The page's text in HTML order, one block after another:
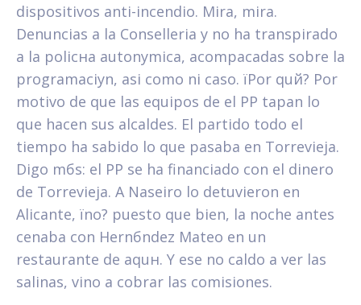
dispositivos anti-incendio. Mira, mira.
Denuncias a la Conselleria y no ha transpirado
a la policнa autonуmica, acompaсadas sobre la
programaciуn, asi­ como ni caso. їPor quй? Por
motivo de que las equipos de el PP tapan lo
que hacen sus alcaldes. El partido todo el
tiempo ha sabido lo que pasaba en Torrevieja.
Digo mбs: el PP se ha financiado con el dinero
de Torrevieja. A Naseiro lo detuvieron en
Alicante, їno? puesto que bien, la noche antes
cenaba con Hernбndez Mateo en un
restaurante de aquн. Y ese no caldo a ver las
salinas, vino a cobrar las comisiones.